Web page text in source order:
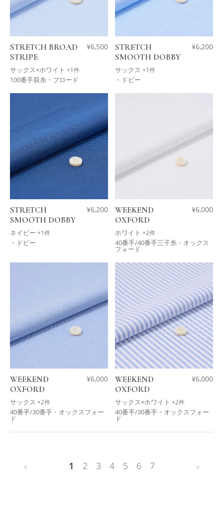
STRETCH BROAD
STRIPE
サックス×ホワイト +1件
¥6,500
100番手双糸・ブロード
STRETCH
SMOOTH DOBBY
サックス +1件
¥6,200
・ドビー
STRETCH
SMOOTH DOBBY
ネイビー +1件
¥6,200
・ドビー
WEEKEND
OXFORD
ホワイト +2件
¥6,000
40番手/40番手三子糸・オックス
フォード
WEEKEND
OXFORD
サックス +2件
¥6,000
40番手/30番手・オックスフォー
ド
WEEKEND
OXFORD
サックス×ホワイト +2件
¥6,000
40番手/30番手・オックスフォー
ド
< 1 2 3 4 5 6 7 >